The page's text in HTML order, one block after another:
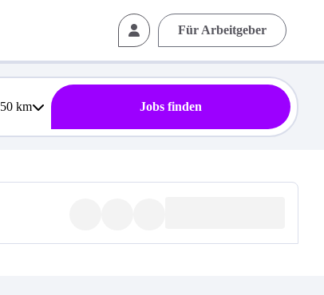
Für Arbeitgeber
50km Jobs finden